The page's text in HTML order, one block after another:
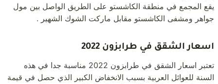
يقع المجمع في منطقة الكاشستو على الطريق الواصل بين مول
جواهر ومشفى الكاشستو مقابل ماركت الشوك الشهير .
اسعار الشقق في طرابزون 2022
تعتبر اسعار الشقق في طرابزون 2022 مناسبة جدا في هذه
السنة للعوائل العربية بسبب الانخفاض الكبير الذي حصل في قيمة